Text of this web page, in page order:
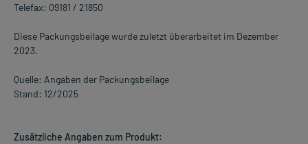
Telefax: 09181 / 21850
Diese Packungsbeilage wurde zuletzt überarbeitet im Dezember
2023.
Quelle: Angaben der Packungsbeilage
Stand: 12/2025
Zusätzliche Angaben zum Produkt: